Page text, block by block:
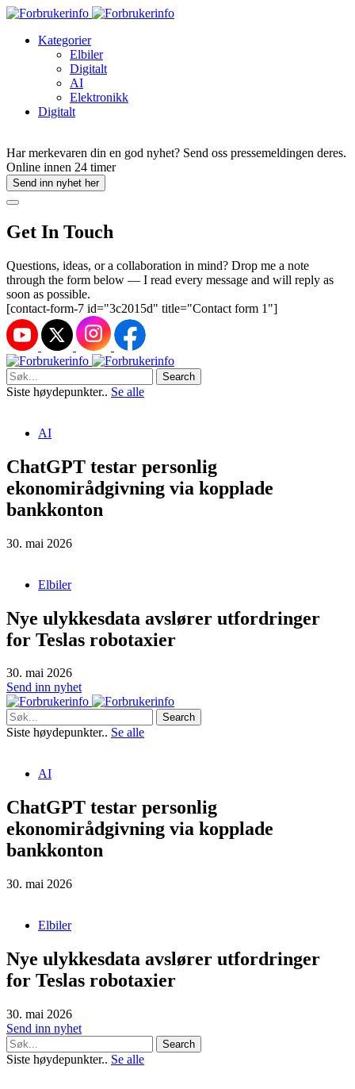
Kategorier
Elbiler
Digitalt
AI
Elektronikk
Digitalt
Har merkevaren din en god nyhet? Send oss pressemeldingen deres.
Online innen 24 timer
Send inn nyhet her
Get In Touch
Questions, ideas, or a collaboration in mind? Drop me a note
through the form below — I read every message and will reply as
soon as possible.
[contact-form-7 id="3c2015d" title="Contact form 1"]
Search
Siste høydepunkter.. Se alle
AI
ChatGPT testar personlig
ekonomirådgivning via kopplade
bankkonton
30. mai 2026
Elbiler
Nye ulykkesdata avslører utfordringer
for Teslas robotaxier
30. mai 2026
Send inn nyhet
Search
Siste høydepunkter.. Se alle
AI
ChatGPT testar personlig
ekonomirådgivning via kopplade
bankkonton
30. mai 2026
Elbiler
Nye ulykkesdata avslører utfordringer
for Teslas robotaxier
30. mai 2026
Send inn nyhet
Search
Siste høydepunkter.. Se alle